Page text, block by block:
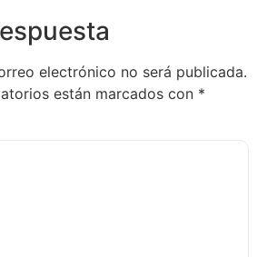
electrónico no será publicada.
están marcados con *